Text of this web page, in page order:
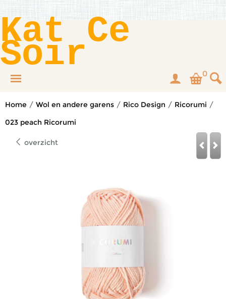
Kat Ce
Soir 0
Home / Wol en andere garens / Rico Design / Ricorumi /
023 peach Ricorumi
overzicht